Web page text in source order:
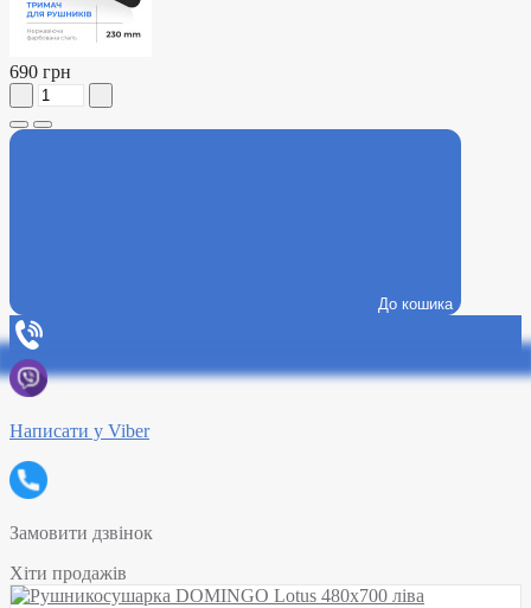
690 грн
До кошика
Написати у Viber
Замовити дзвінок
Хіти продажів